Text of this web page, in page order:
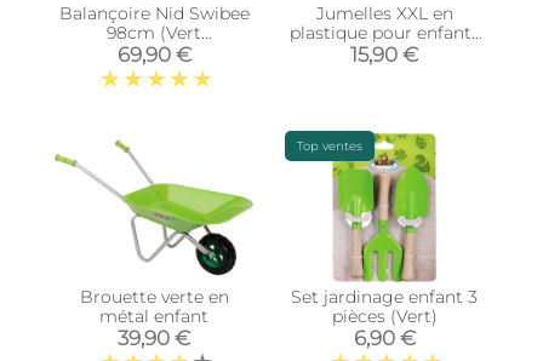
Balançoire Nid Swibee
98cm (Vert
Pomme/Noir)
69,90 €
Jumelles XXL en
plastique pour enfants
(Vert foncé et vert
lemon)
15,90 €
Brouette verte en
métal enfant
39,90 €
Top ventes
Set jardinage enfant 3
pièces (Vert)
6,90 €